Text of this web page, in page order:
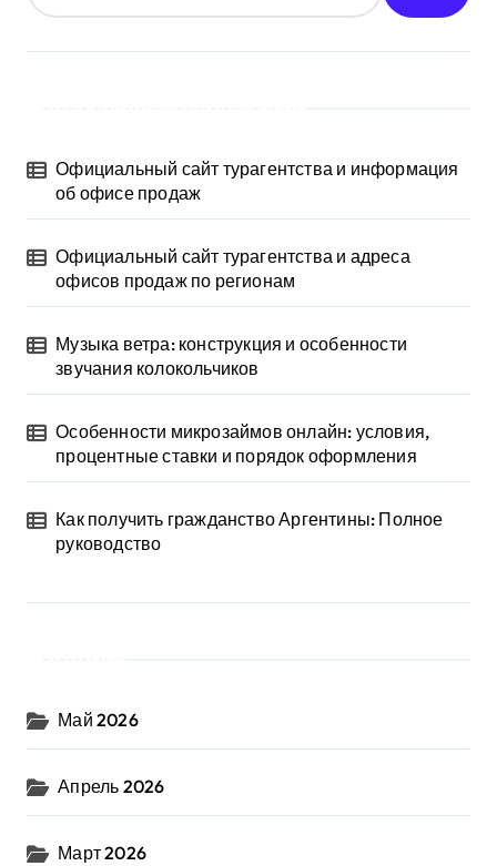
Официальный сайт турагентства и информация
об офисе продаж
Официальный сайт турагентства и адреса
офисов продаж по регионам
Музыка ветра: конструкция и особенности
звучания колокольчиков
Особенности микрозаймов онлайн: условия,
процентные ставки и порядок оформления
Как получить гражданство Аргентины: Полное
руководство
Май 2026
Апрель 2026
Март 2026